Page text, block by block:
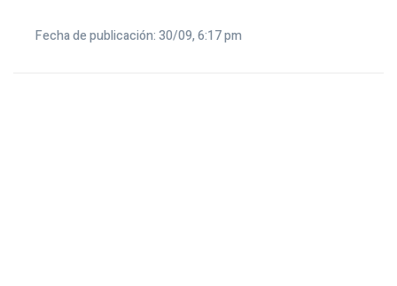
Fecha de publicación: 30/09, 6:17 pm